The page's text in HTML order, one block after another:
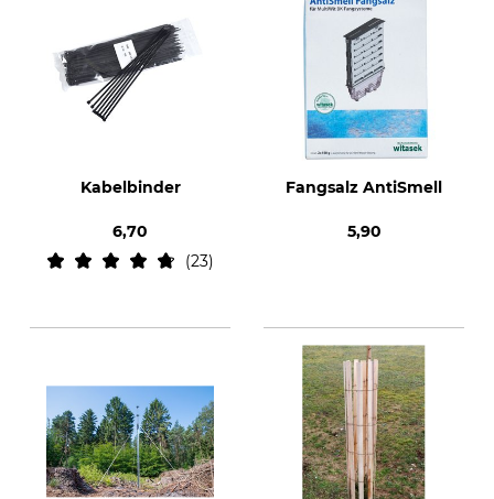
Kabelbinder
6,70
23
Fangsalz AntiSmell
5,90